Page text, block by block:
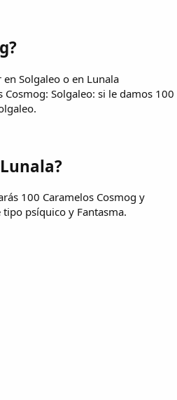
Solgaleo o en Lunala
Solgaleo: si le damos 100
100 Caramelos Cosmog y
psíquico y Fantasma.